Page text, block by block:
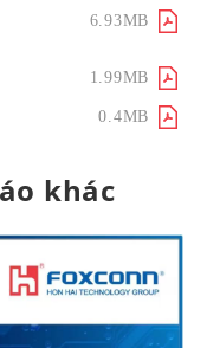
6.93MB
1.99MB
0.4MB
khác